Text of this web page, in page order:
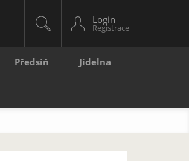
Login
Předsíň Jídelna